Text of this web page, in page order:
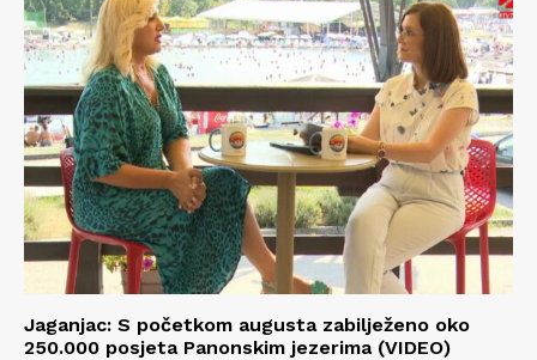
Jaganjac: S početkom augusta zabilježeno oko
250.000 posjeta Panonskim jezerima (VIDEO)